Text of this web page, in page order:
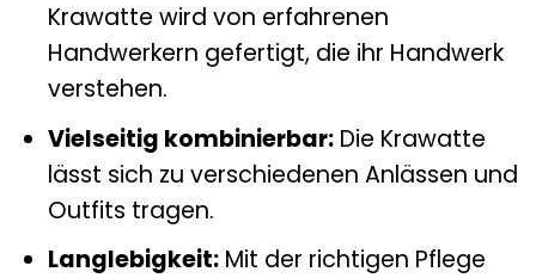
Krawatte wird von erfahrenen
Handwerkern gefertigt, die ihr Handwerk
verstehen.
Vielseitig kombinierbar:Die Krawatte
lässt sich zu verschiedenen Anlässen und
Outfits tragen.
Langlebigkeit:Mit der richtigen Pflege